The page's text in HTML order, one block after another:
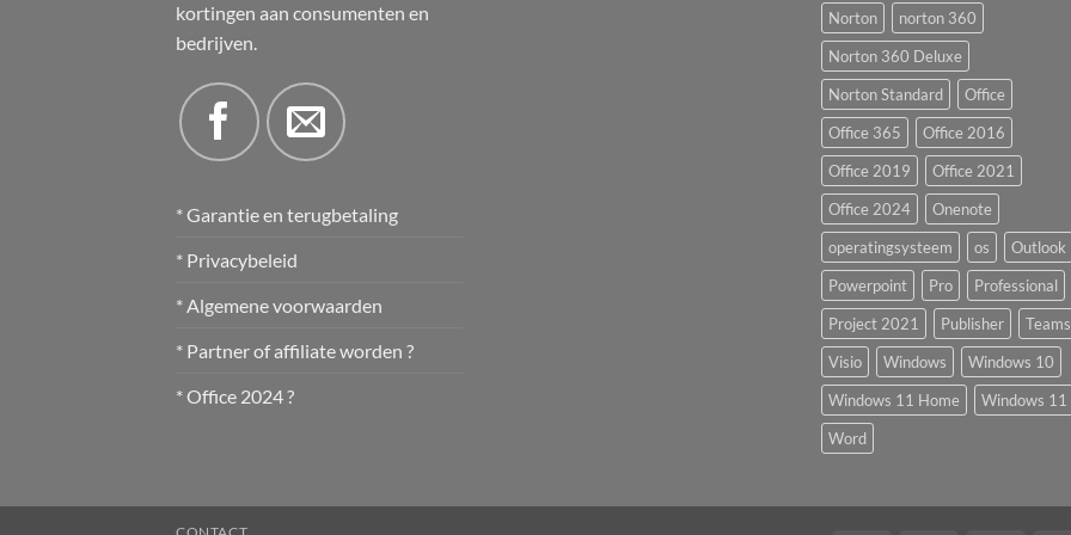
kortingen aan consumenten en
bedrijven.
* Garantie en terugbetaling
* Privacybeleid
* Algemene voorwaarden
* Partner of affiliate worden ?
* Office 2024 ?
Norton
norton 360
Norton 360 Deluxe
Norton Standard
Office
Office 365
Office 2016
Office 2019
Office 2021
Office 2024
Onenote
operatingsysteem
os
Outlook
Powerpoint
Pro
Professional
Project 2021
Publisher
Teams
Visio
Windows
Windows 10
Windows 11 Home
Windows 11
Word